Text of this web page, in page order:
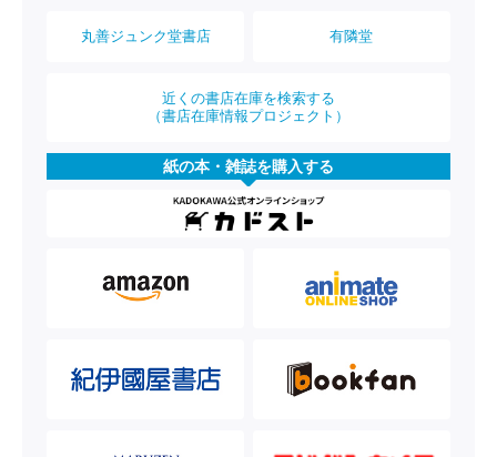
丸善ジュンク堂書店 有隣堂
近くの書店在庫を検索する
（書店在庫情報プロジェクト）
紙の本・雑誌を購入する